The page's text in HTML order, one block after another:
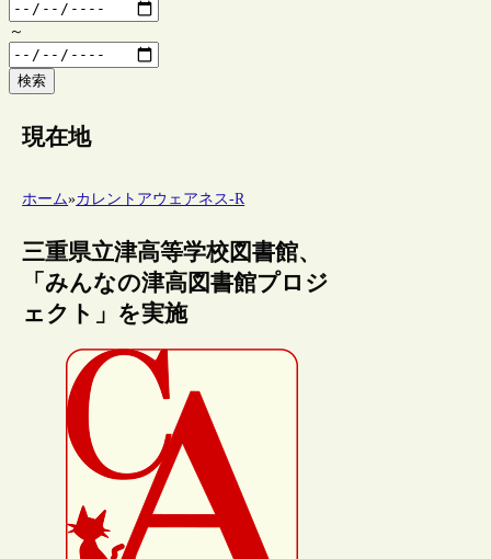
～
検索
現在地
ホーム»カレントアウェアネス-R
三重県立津高等学校図書館、
「みんなの津高図書館プロジ
ェクト」を実施